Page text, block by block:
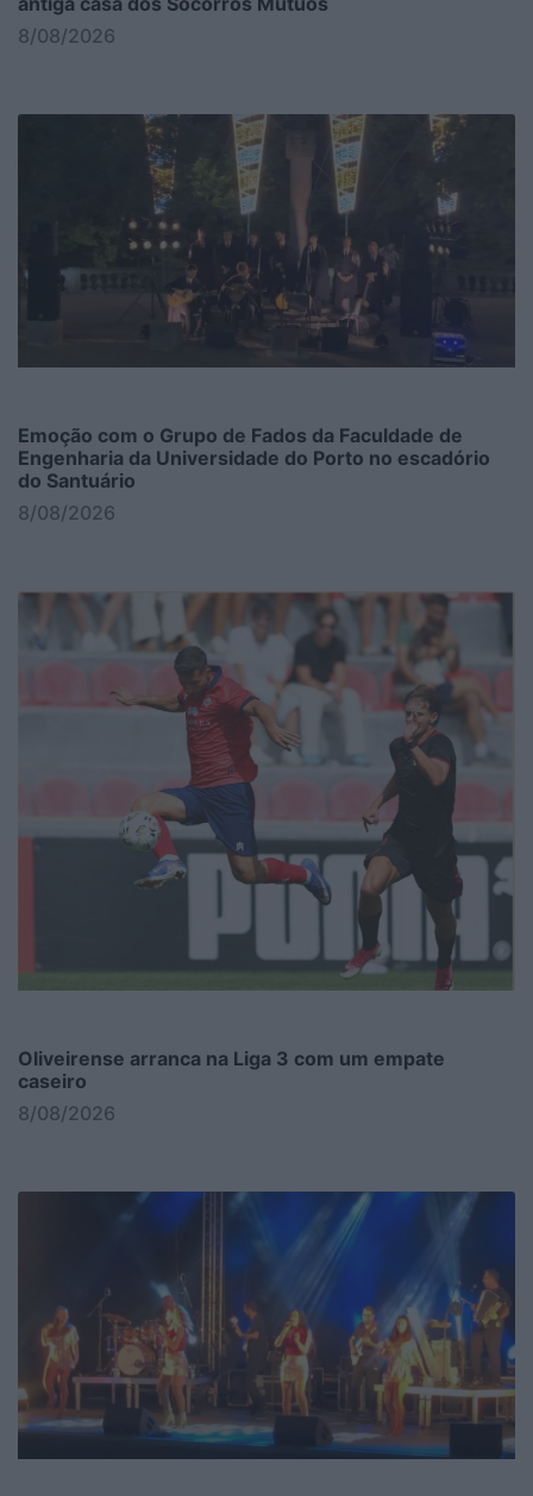
8/08/2026
Emoção com o Grupo de Fados da Faculdade de
Engenharia da Universidade do Porto no escadório
do Santuário
8/08/2026
Oliveirense arranca na Liga 3 com um empate
caseiro
8/08/2026